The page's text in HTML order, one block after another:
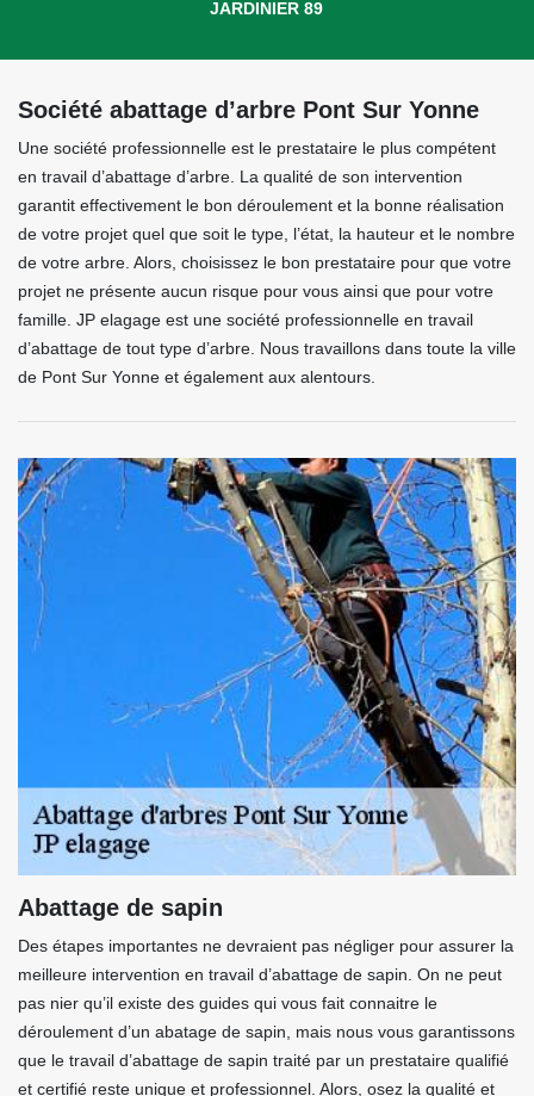
JARDINIER 89
Société abattage d’arbre Pont Sur Yonne
Une société professionnelle est le prestataire le plus compétent
en travail d’abattage d’arbre. La qualité de son intervention
garantit effectivement le bon déroulement et la bonne réalisation
de votre projet quel que soit le type, l’état, la hauteur et le nombre
de votre arbre. Alors, choisissez le bon prestataire pour que votre
projet ne présente aucun risque pour vous ainsi que pour votre
famille. JP elagage est une société professionnelle en travail
d’abattage de tout type d’arbre. Nous travaillons dans toute la ville
de Pont Sur Yonne et également aux alentours.
Abattage de sapin
Des étapes importantes ne devraient pas négliger pour assurer la
meilleure intervention en travail d’abattage de sapin. On ne peut
pas nier qu’il existe des guides qui vous fait connaitre le
déroulement d’un abatage de sapin, mais nous vous garantissons
que le travail d’abattage de sapin traité par un prestataire qualifié
et certifié reste unique et professionnel. Alors, osez la qualité et